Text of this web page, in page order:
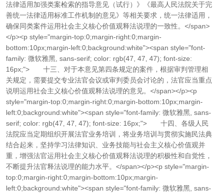
法律适用加强类案检索的指导意见（试行）》《最高人民法院关于完
善统一法律适用标准工作机制的意见》等相关要求，统一法律适用，
确保同类案件运用社会主义核心价值观释法说理的一致性。</span>
</p><p style="margin-top:0;margin-right:0;margin-
bottom:10px;margin-left:0;background:white"><span style="font-
family: 微软雅黑, sans-serif; color: rgb(47, 47, 47); font-size:
16px;"> 十三、对于本意见第四条规定的案件，根据审判管理相
关规定，需要提交专业法官会议或审判委员会讨论的，法官应当重点
说明运用社会主义核心价值观释法说理的意见。</span></p><p
style="margin-top:0;margin-right:0;margin-bottom:10px;margin-
left:0;background:white"><span style="font-family: 微软雅黑, sans-
serif; color: rgb(47, 47, 47); font-size: 16px;"> 十四、各级人民
法院应当定期组织开展法官业务培训，将业务培训与贯彻实施民法典
结合起来，坚持学习法律知识、业务技能与社会主义核心价值观并
重，增强法官运用社会主义核心价值观释法说理的积极性和自觉性，
不断提升法官释法说理的能力水平。</span></p><p style="margin-
top:0;margin-right:0;margin-bottom:10px;margin-
left:0;background:white"><span style="font-family: 微软雅黑, sans-